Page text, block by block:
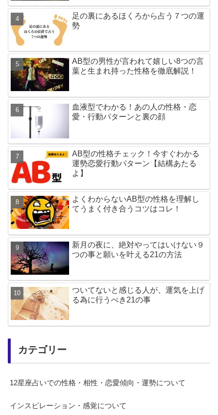
足の裏にあるほくろから占う７つの運
勢
AB型の男性が言われて嬉しい8つの言
葉と生まれ持った性格を徹底解説！
血液型でわかる！あの人の性格・恋
愛・行動パターンと裏の顔
AB型の性格チェック！今すぐわかる
運勢恋愛行動パターン【結構あたる
よ】
よくわからないAB型の性格を理解し
てうまく付き合うコツはコレ！
新月の夜に、絶対やってはいけない９
つの事と願いを叶える21の方法
ついてないと感じる人が、運気を上げ
る為に行うべき21の事
カテゴリー
12星座占いでの性格・相性・恋愛傾向・運勢について
インスピレーション・感覚について